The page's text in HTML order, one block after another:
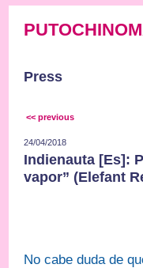
Press
<< previous
24/04/2018
Indienauta [Es]:
vapor” (Elefant
No cabe duda de